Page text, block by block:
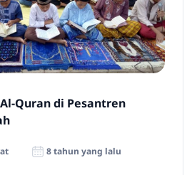
Quran di Pesantren
8 tahun yang lalu